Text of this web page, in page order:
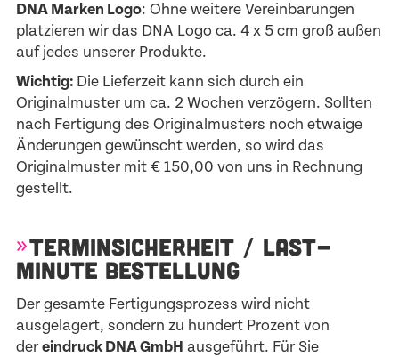
DNA Marken Logo: Ohne weitere Vereinbarungen
platzieren wir das DNA Logo ca. 4 x 5 cm groß außen
auf jedes unserer Produkte.
Wichtig: Die Lieferzeit kann sich durch ein
Originalmuster um ca. 2 Wochen verzögern. Sollten
nach Fertigung des Originalmusters noch etwaige
Änderungen gewünscht werden, so wird das
Originalmuster mit € 150,00 von uns in Rechnung
gestellt.
TERMINSICHERHEIT / LAST-
MINUTE BESTELLUNG
Der gesamte Fertigungsprozess wird nicht
ausgelagert, sondern zu hundert Prozent von
der eindruck DNA GmbH ausgeführt. Für Sie